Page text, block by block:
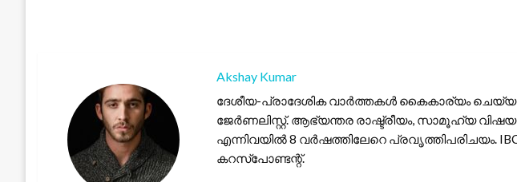
Akshay Kumar
ദേശീയ-പ്രാദേശിക വാർത്തകൾ കൈകാര്യം
ജേർണലിസ്റ്റ്. ആഭ്യന്തര രാഷ്ട്രീയം, സാമൂഹ്യ
എന്നിവയിൽ 8 വർഷത്തിലേറെ പ്രവൃത്തിപരിചയം.
കറസ്പോണ്ടന്റ്.